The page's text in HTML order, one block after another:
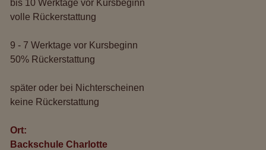
bis 10 Werktage vor Kursbeginn
volle Rückerstattung
9 - 7 Werktage vor Kursbeginn
50% Rückerstattung
später oder bei Nichterscheinen
keine Rückerstattung
Ort:
Backschule Charlotte